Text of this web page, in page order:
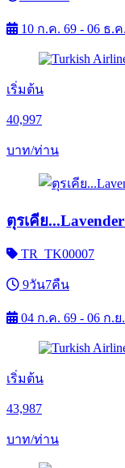
10 ก.ค. 69 - 06 ธ.ค
เริ่มต้น
40,997
บาท/ท่าน
ตุรเคีย
TR_TK00007
9วัน7คืน
04 ก.ค. 69 - 06 ก.ย
เริ่มต้น
43,987
บาท/ท่าน